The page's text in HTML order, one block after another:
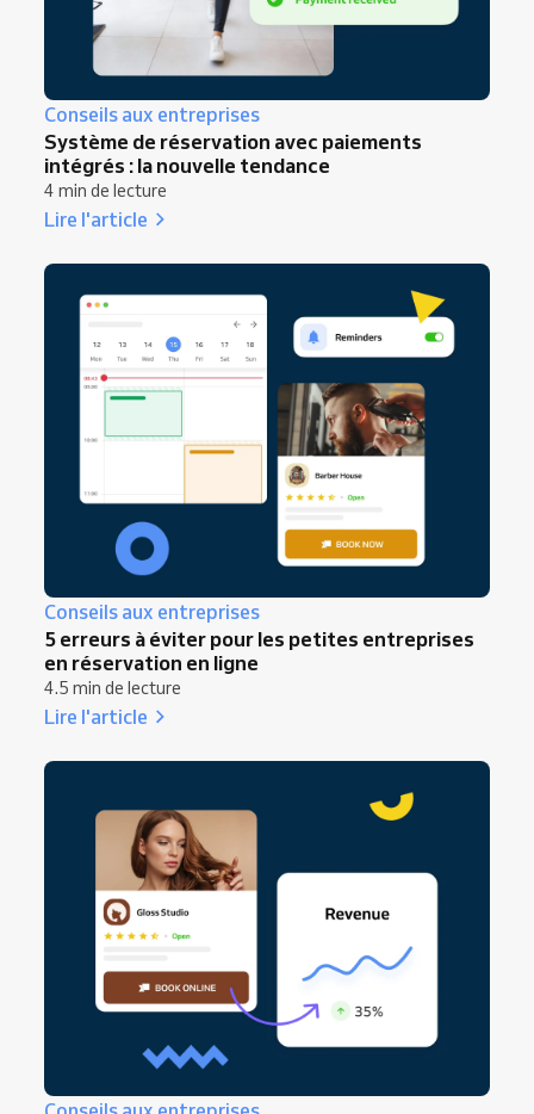
Conseils aux entreprises
Système de réservation avec paiements
intégrés : la nouvelle tendance
4 min de lecture
Lire l'article
Conseils aux entreprises
5 erreurs à éviter pour les petites entreprises
en réservation en ligne
4.5 min de lecture
Lire l'article